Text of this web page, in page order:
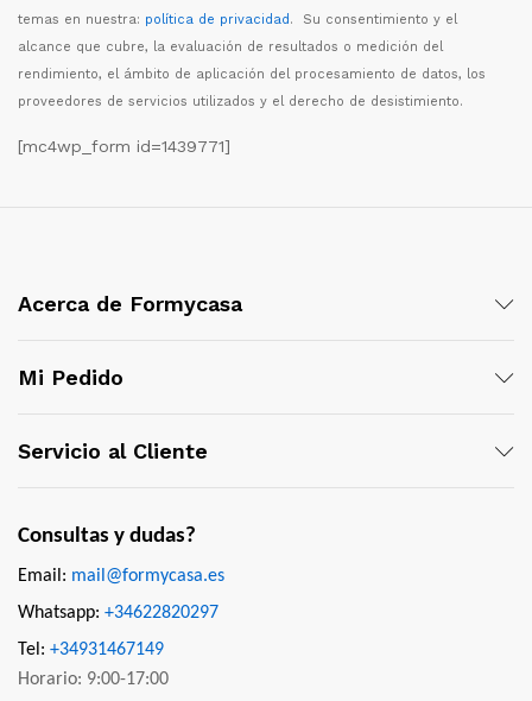
temas en nuestra: política de privacidad. Su consentimiento y el
alcance que cubre, la evaluación de resultados o medición del
rendimiento, el ámbito de aplicación del procesamiento de datos, los
proveedores de servicios utilizados y el derecho de desistimiento.
[mc4wp_form id=1439771]
Acerca de Formycasa
Mi Pedido
Servicio al Cliente
Consultas y dudas?
Email: mail@formycasa.es
Whatsapp: +34622820297
Tel: +34931467149
Horario: 9:00-17:00